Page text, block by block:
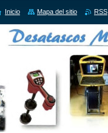
Inicio Mapa del sitio RSS